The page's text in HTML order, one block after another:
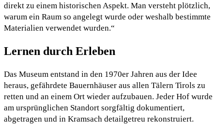
direkt zu einem historischen Aspekt. Man versteht plötzlich,
warum ein Raum so angelegt wurde oder weshalb bestimmte
Materialien verwendet wurden.“
Lernen durch Erleben
Das Museum entstand in den 1970er Jahren aus der Idee
heraus, gefährdete Bauernhäuser aus allen Tälern Tirols zu
retten und an einem Ort wieder aufzubauen. Jeder Hof wurde
am ursprünglichen Standort sorgfältig dokumentiert,
abgetragen und in Kramsach detailgetreu rekonstruiert.